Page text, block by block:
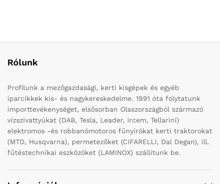
Rólunk
Profilunk a mezőgazdasági, kerti kisgépek és egyéb
iparcikkek kis- és nagykereskedelme. 1991 óta folytatunk
importtevékenységet, elsősorban Olaszországból származó
vízszivattyúkat (DAB, Tesla, Leader, Ircem, Tellarini)
elektromos -és robbanómotoros fűnyírókat kerti traktorokat
(MTD, Husqvarna), permetezőket (CIFARELLI, Dal Degan), ill.
fűtéstechnikai eszközöket (LAMINOX) szállítunk be.